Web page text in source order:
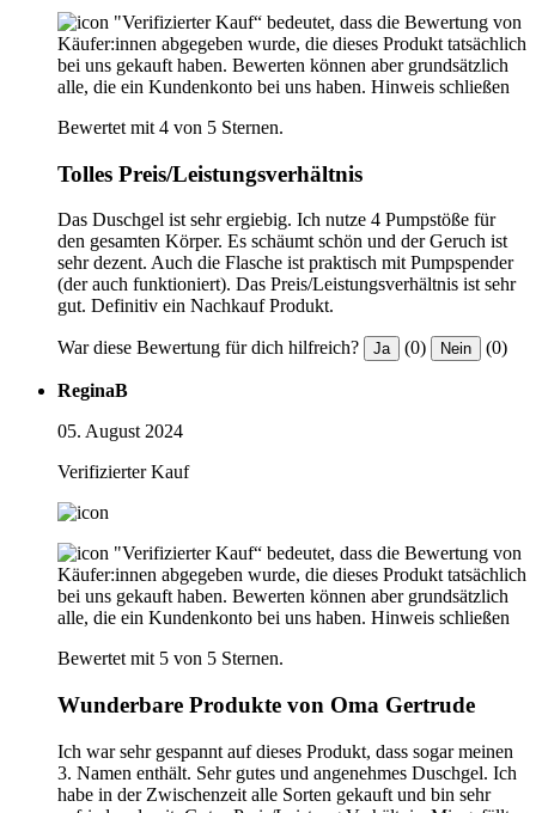
"Verifizierter Kauf“ bedeutet, dass die Bewertung von
Käufer:innen abgegeben wurde, die dieses Produkt tatsächlich
bei uns gekauft haben. Bewerten können aber grundsätzlich
alle, die ein Kundenkonto bei uns haben. Hinweis schließen
Bewertet mit 4 von 5 Sternen.
Tolles Preis/Leistungsverhältnis
Das Duschgel ist sehr ergiebig. Ich nutze 4 Pumpstöße für
den gesamten Körper. Es schäumt schön und der Geruch ist
sehr dezent. Auch die Flasche ist praktisch mit Pumpspender
(der auch funktioniert). Das Preis/Leistungsverhältnis ist sehr
gut. Definitiv ein Nachkauf Produkt.
War diese Bewertung für dich hilfreich? Ja (0) Nein (0)
ReginaB
05. August 2024
Verifizierter Kauf
"Verifizierter Kauf“ bedeutet, dass die Bewertung von
Käufer:innen abgegeben wurde, die dieses Produkt tatsächlich
bei uns gekauft haben. Bewerten können aber grundsätzlich
alle, die ein Kundenkonto bei uns haben. Hinweis schließen
Bewertet mit 5 von 5 Sternen.
Wunderbare Produkte von Oma Gertrude
Ich war sehr gespannt auf dieses Produkt, dass sogar meinen
3. Namen enthält. Sehr gutes und angenehmes Duschgel. Ich
habe in der Zwischenzeit alle Sorten gekauft und bin sehr